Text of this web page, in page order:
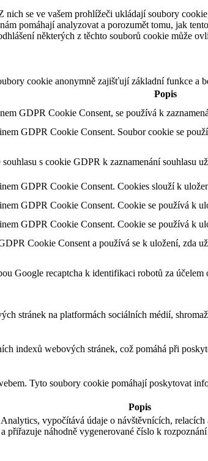
se ve vašem prohlížeči ukládají soubory
pomáhají analyzovat a porozumět tomu, jak
některých z těchto souborů cookie může
cookie anonymně zajišťují základní funkce a
Popis
GDPR Cookie Consent, se používá k
GDPR Cookie Consent. Soubor cookie se
s cookie GDPR k zaznamenání souhlasu
GDPR Cookie Consent. Cookies slouží k
GDPR Cookie Consent. Cookie se používá k
GDPR Cookie Consent. Cookie se používá k
Cookie Consent a používá se k uložení, zda
Google recaptcha k identifikaci robotů za
stránek na platformách sociálních médií,
indexů webových stránek, což pomáhá při
Tyto soubory cookie pomáhají poskytovat
Popis
vypočítává údaje o návštěvnících,
přiřazuje náhodně vygenerované číslo k